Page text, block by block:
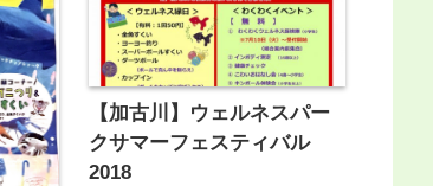
【加古川】ウェルネスパー
クサマーフェスティバル
2018